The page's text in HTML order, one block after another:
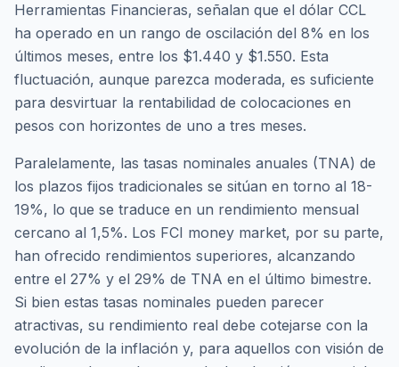
Herramientas Financieras, señalan que el dólar CCL
ha operado en un rango de oscilación del 8% en los
últimos meses, entre los $1.440 y $1.550. Esta
fluctuación, aunque parezca moderada, es suficiente
para desvirtuar la rentabilidad de colocaciones en
pesos con horizontes de uno a tres meses.
Paralelamente, las tasas nominales anuales (TNA) de
los plazos fijos tradicionales se sitúan en torno al 18-
19%, lo que se traduce en un rendimiento mensual
cercano al 1,5%. Los FCI money market, por su parte,
han ofrecido rendimientos superiores, alcanzando
entre el 27% y el 29% de TNA en el último bimestre.
Si bien estas tasas nominales pueden parecer
atractivas, su rendimiento real debe cotejarse con la
evolución de la inflación y, para aquellos con visión de